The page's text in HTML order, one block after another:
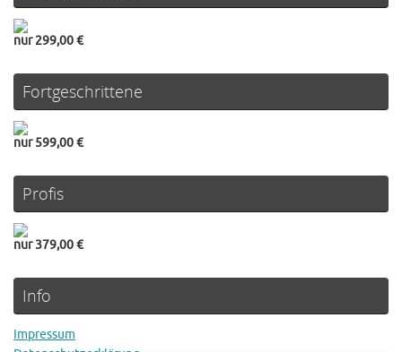
nur 299,00 €
Fortgeschrittene
nur 599,00 €
Profis
nur 379,00 €
Info
Impressum